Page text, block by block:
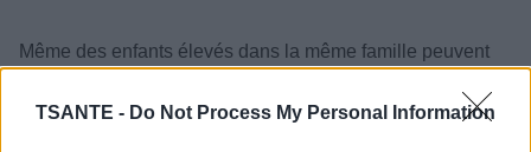
TSANTE - Do Not Process My Personal Information
Même des enfants élevés dans la même famille peuvent
devenir très différents. Cela prouve que les parents jouent
un rôle important, mais qu’ils ne contrôlent pas totalement
le résultat.